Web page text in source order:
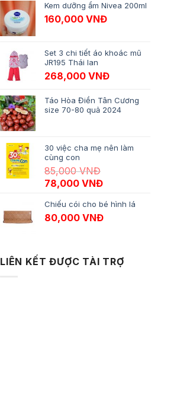
Kem dưỡng ẩm Nivea 200ml
160,000 VNĐ
Set 3 chi tiết áo khoác mũ
JR195 Thái lan
268,000 VNĐ
Táo Hòa Điền Tân Cương
size 70-80 quả 2024
30 việc cha mẹ nên làm
cùng con
85,000VNĐ
Giá gốc là: 85,000 VNĐ.
78,000 VNĐGiá hiện tại là:
Chiếu cói cho bé hình lá
80,000 VNĐ
LIÊN KẾT ĐƯỢC TÀI TRỢ